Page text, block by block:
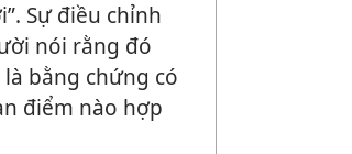
Sự điều chỉnh
nói rằng đó
bằng chứng có
điểm nào hợp